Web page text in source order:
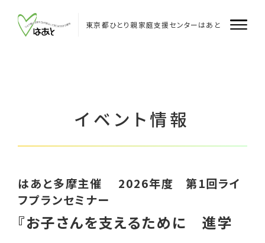
content 東京都ひとり親家庭支援センターはあと
企業・団体のみなさまへ
支援者のみなさまへ
イベント情報
はあと多摩主催 2026年度 第1回ライ
フプランセミナー
『お子さんを支えるために 進学